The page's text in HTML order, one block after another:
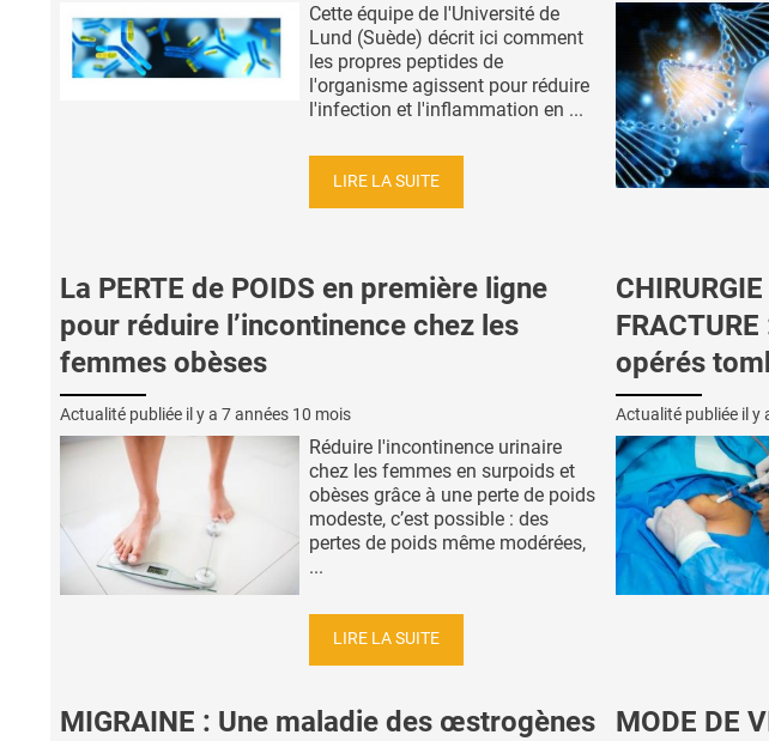
Cette équipe de l'Université de
Lund (Suède) décrit ici comment
les propres peptides de
l'organisme agissent pour réduire
l'infection et l'inflammation en ...
LIRE LA SUITE
La PERTE de POIDS en première ligne
pour réduire l’incontinence chez les
femmes obèses
Actualité publiée il y a 7 années 10 mois
Réduire l'incontinence urinaire
chez les femmes en surpoids et
obèses grâce à une perte de poids
modeste, c’est possible : des
pertes de poids même modérées,
...
LIRE LA SUITE
opérés
Actualité publiée il y
MIGRAINE : Une maladie des œstrogènes
MODE DE